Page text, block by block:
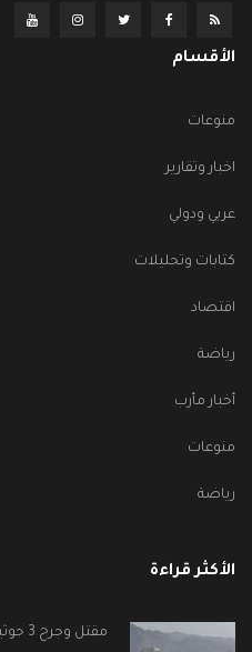
الأقسام
منوعات
اخبار وتقارير
عربي ودولي
كتابات وتحليلات
اقتصاد
رياضة
أخبار مأرب
منوعات
رياضة
الأكثر قراءة
مقتل وجرح 3 حوثيين في اشتباكات غرب تعز